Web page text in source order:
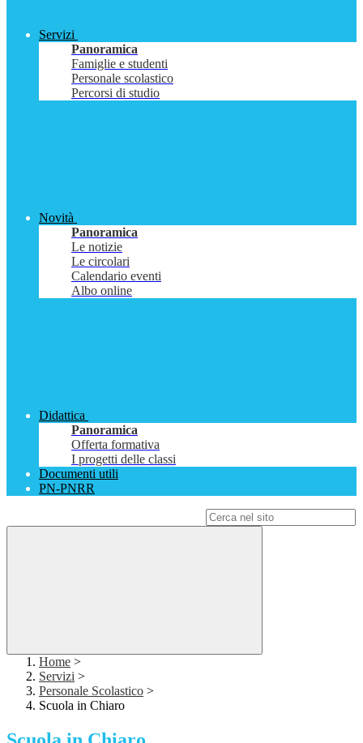
Servizi
Panoramica
Famiglie e studenti
Personale scolastico
Percorsi di studio
Novità
Panoramica
Le notizie
Le circolari
Calendario eventi
Albo online
Didattica
Panoramica
Offerta formativa
I progetti delle classi
Documenti utili
PN-PNRR
Home >
Servizi >
Personale Scolastico >
Scuola in Chiaro